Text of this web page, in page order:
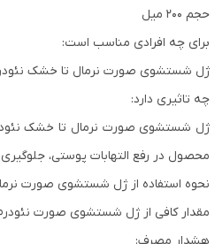
حجم 200 میل
برای چه افرادی مناسب است:
ژل شستشوی صورت نرمال تا خشک
چه تاثیری دارد:
ژل شستشوی صورت نرمال تا خشک
محصول در رفع التهابات پوستی،
نحوه استفاده از ژل شستشوی صورت
مقدار کافی از ژل شستشوی صورت